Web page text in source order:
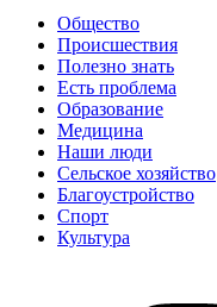
Общество
Происшествия
Полезно знать
Есть проблема
Образование
Медицина
Наши люди
Сельское хозяйство
Благоустройство
Спорт
Культура